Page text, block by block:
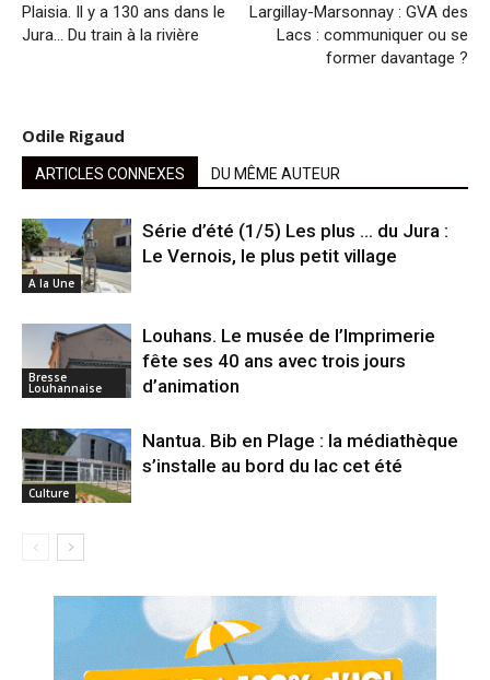
Plaisia. Il y a 130 ans dans le
Jura… Du train à la rivière
Largillay-Marsonnay : GVA des
Lacs : communiquer ou se
former davantage ?
Odile Rigaud
ARTICLES CONNEXES DU MÊME AUTEUR
A la Une
Série d’été (1/5) Les plus … du Jura :
Le Vernois, le plus petit village
Bresse
Louhannaise
Louhans. Le musée de l’Imprimerie
fête ses 40 ans avec trois jours
d’animation
Culture
Nantua. Bib en Plage : la médiathèque
s’installe au bord du lac cet été